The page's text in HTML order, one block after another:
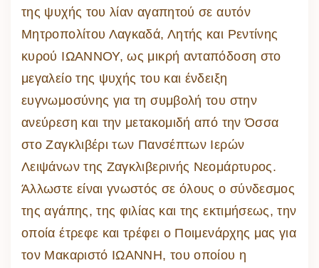
της ψυχής του λίαν αγαπητού σε αυτόν
Μητροπολίτου Λαγκαδά, Λητής και Ρεντίνης
κυρού ΙΩΑΝΝΟΥ, ως μικρή ανταπόδοση στο
μεγαλείο της ψυχής του και ένδειξη
ευγνωμοσύνης για τη συμβολή του στην
ανεύρεση και την μετακομιδή από την Όσσα
στο Ζαγκλιβέρι των Πανσέπτων Ιερών
Λειψάνων της Ζαγκλιβερινής Νεομάρτυρος.
Άλλωστε είναι γνωστός σε όλους ο σύνδεσμος
της αγάπης, της φιλίας και της εκτιμήσεως, την
οποία έτρεφε και τρέφει ο Ποιμενάρχης μας για
τον Μακαριστό ΙΩΑΝΝΗ, του οποίου η